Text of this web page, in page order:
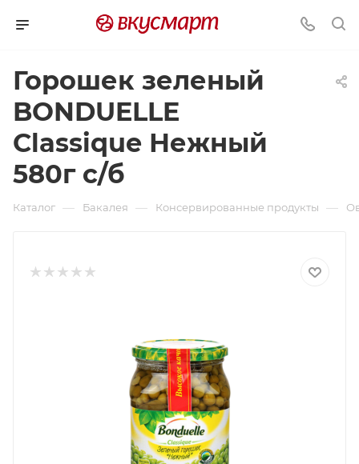
Горошек зеленый
BONDUELLE
Classique Нежный
580г с/б
Каталог — Бакалея — Консервированные продукты —